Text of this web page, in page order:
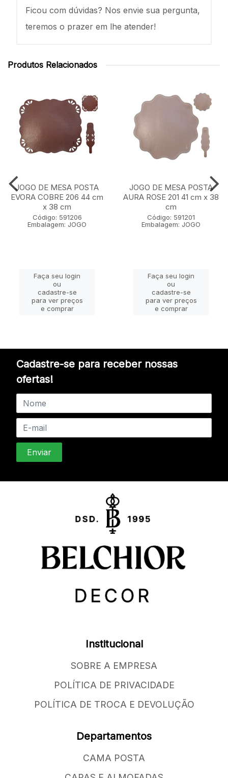
Ficou com dúvidas? Nos envie sua pergunta,
teremos o prazer em lhe atender!
Produtos Relacionados
JOGO DE MESA POSTA
EVORA COBRE 206 44 cm
x 38 cm
Código: 591206
Embalagem: JOGO
Faça seu login
ou
cadastre-se
para ver preços
e comprar
JOGO DE MESA POSTA
AURA ROSE 201 41 cm x 38
cm
Código: 591201
Embalagem: JOGO
Faça seu login
ou
cadastre-se
para ver preços
e comprar
Cadastre-se para receber nossas
ofertas!
Institucional
SOBRE A EMPRESA
POLÍTICA DE PRIVACIDADE
POLÍTICA DE TROCA E DEVOLUÇÃO
Departamentos
CAMA POSTA